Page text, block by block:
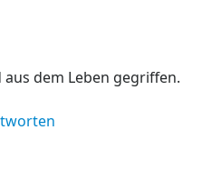
dem Leben gegriffen.